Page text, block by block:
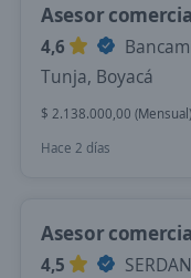
Asesor
4,6
Tunja, Boyacá
$ 2.138.000,00 (Mensual)
Hace 2 días
Asesor
4,5